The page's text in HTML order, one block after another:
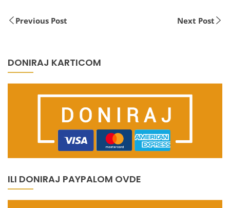
Previous Post Next Post
DONIRAJ KARTICOM
ILI DONIRAJ PAYPALOM OVDE